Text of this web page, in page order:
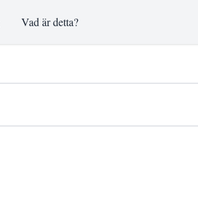
Vad är detta?